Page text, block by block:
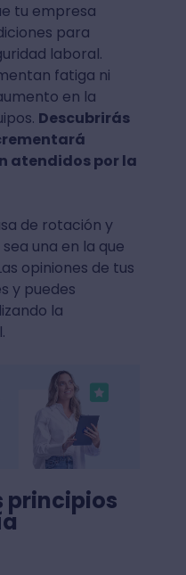
tu empresa
para
laboral.
fatiga ni
en la
Descubrirás
atendidos por la
de rotación y
una en la que
opiniones de tus
y puedes
la
principios